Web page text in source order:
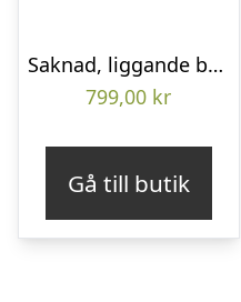
Saknad, liggande bukett
799,00 kr
Gå till butik